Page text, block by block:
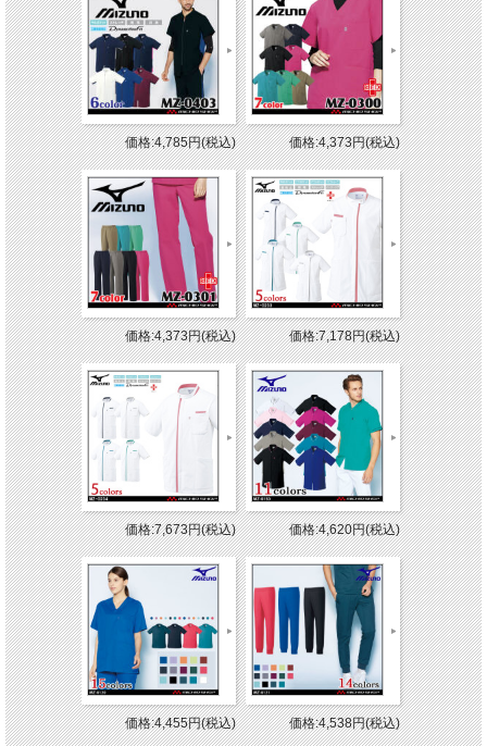
価格:4,785円(税込) 価格:4,373円(税込)
価格:4,373円(税込) 価格:7,178円(税込)
価格:7,673円(税込) 価格:4,620円(税込)
価格:4,455円(税込) 価格:4,538円(税込)